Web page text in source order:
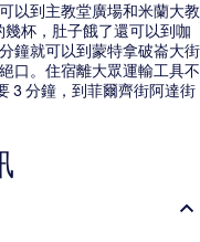
以到主教堂廣場和米蘭大教
杯，肚子餓了還可以到咖
鐘就可以到蒙特拿破崙大街
口。住宿離大眾運輸工具不
3 分鐘，到菲爾齊街阿達街